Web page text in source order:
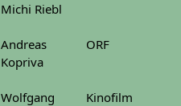
Michi Riebl
Andreas
Kopriva
ORF
Wolfgang
Kinofilm